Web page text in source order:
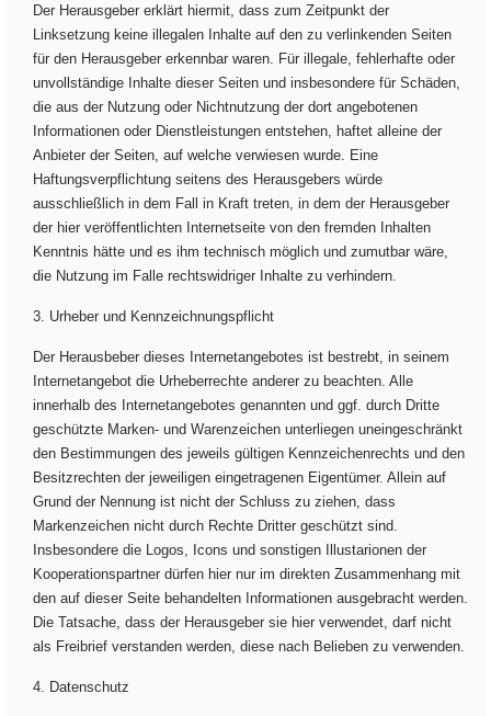
Der Herausgeber erklärt hiermit, dass zum Zeitpunkt der
Linksetzung keine illegalen Inhalte auf den zu verlinkenden Seiten
für den Herausgeber erkennbar waren. Für illegale, fehlerhafte oder
unvollständige Inhalte dieser Seiten und insbesondere für Schäden,
die aus der Nutzung oder Nichtnutzung der dort angebotenen
Informationen oder Dienstleistungen entstehen, haftet alleine der
Anbieter der Seiten, auf welche verwiesen wurde. Eine
Haftungsverpflichtung seitens des Herausgebers würde
ausschließlich in dem Fall in Kraft treten, in dem der Herausgeber
der hier veröffentlichten Internetseite von den fremden Inhalten
Kenntnis hätte und es ihm technisch möglich und zumutbar wäre,
die Nutzung im Falle rechtswidriger Inhalte zu verhindern.
3. Urheber und Kennzeichnungspflicht
Der Herausbeber dieses Internetangebotes ist bestrebt, in seinem
Internetangebot die Urheberrechte anderer zu beachten. Alle
innerhalb des Internetangebotes genannten und ggf. durch Dritte
geschützte Marken- und Warenzeichen unterliegen uneingeschränkt
den Bestimmungen des jeweils gültigen Kennzeichenrechts und den
Besitzrechten der jeweiligen eingetragenen Eigentümer. Allein auf
Grund der Nennung ist nicht der Schluss zu ziehen, dass
Markenzeichen nicht durch Rechte Dritter geschützt sind.
Insbesondere die Logos, Icons und sonstigen Illustarionen der
Kooperationspartner dürfen hier nur im direkten Zusammenhang mit
den auf dieser Seite behandelten Informationen ausgebracht werden.
Die Tatsache, dass der Herausgeber sie hier verwendet, darf nicht
als Freibrief verstanden werden, diese nach Belieben zu verwenden.
4. Datenschutz